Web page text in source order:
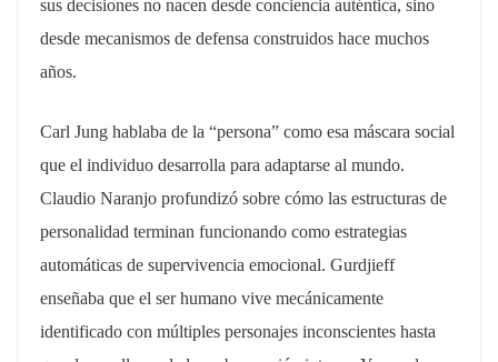
sus decisiones no nacen desde conciencia auténtica, sino
desde mecanismos de defensa construidos hace muchos
años.
Carl Jung hablaba de la “persona” como esa máscara social
que el individuo desarrolla para adaptarse al mundo.
Claudio Naranjo profundizó sobre cómo las estructuras de
personalidad terminan funcionando como estrategias
automáticas de supervivencia emocional. Gurdjieff
enseñaba que el ser humano vive mecánicamente
identificado con múltiples personajes inconscientes hasta